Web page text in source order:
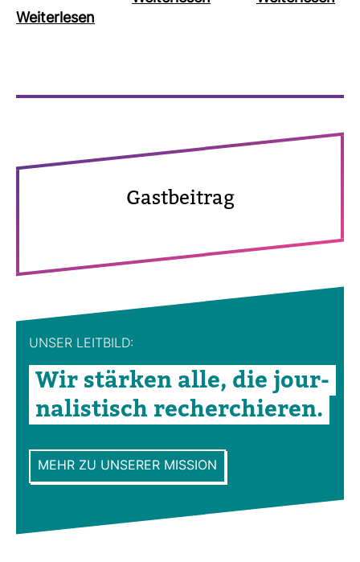
Wei­ter­lesen
Gast­bei­trag
UNSER LEIT­BILD:
Wir stärken alle, die jour­
na­lis­tisch recher­chieren.
MEHR ZU UNSERER MISSION